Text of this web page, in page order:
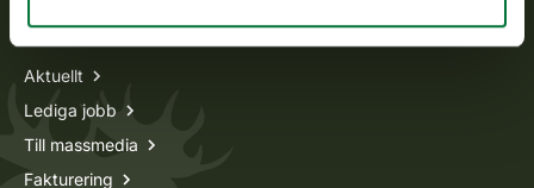
Information om oss
Aktuellt
Lediga jobb
Till massmedia
Fakturering